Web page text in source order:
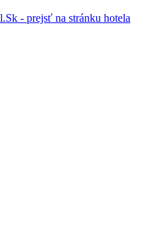
- prejsť na stránku hotela